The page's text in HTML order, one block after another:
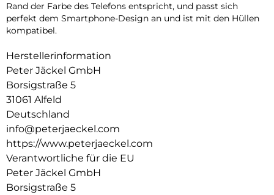
Rand der Farbe des Telefons entspricht, und passt sich
perfekt dem Smartphone-Design an und ist mit den Hüllen
kompatibel.
Herstellerinformation
Peter Jäckel GmbH
Borsigstraße 5
31061 Alfeld
Deutschland
info@peterjaeckel.com
https://www.peterjaeckel.com
Verantwortliche für die EU
Peter Jäckel GmbH
Borsigstraße 5